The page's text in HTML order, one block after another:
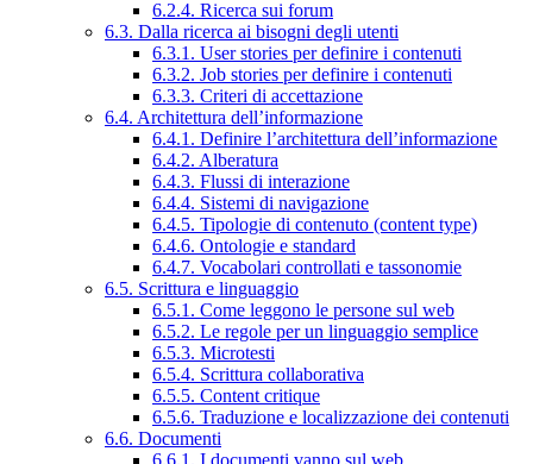
6.2.4. Ricerca sui forum
6.3. Dalla ricerca ai bisogni degli utenti
6.3.1. User stories per definire i contenuti
6.3.2. Job stories per definire i contenuti
6.3.3. Criteri di accettazione
6.4. Architettura dell’informazione
6.4.1. Definire l’architettura dell’informazione
6.4.2. Alberatura
6.4.3. Flussi di interazione
6.4.4. Sistemi di navigazione
6.4.5. Tipologie di contenuto (content type)
6.4.6. Ontologie e standard
6.4.7. Vocabolari controllati e tassonomie
6.5. Scrittura e linguaggio
6.5.1. Come leggono le persone sul web
6.5.2. Le regole per un linguaggio semplice
6.5.3. Microtesti
6.5.4. Scrittura collaborativa
6.5.5. Content critique
6.5.6. Traduzione e localizzazione dei contenuti
6.6. Documenti
6.6.1. I documenti vanno sul web